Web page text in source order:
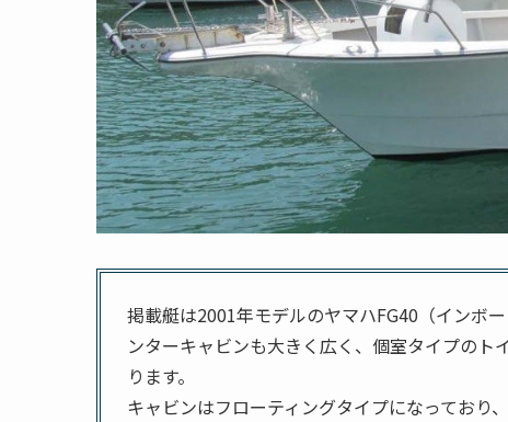
掲載艇は2001年モデルのヤマハFG40（インボ
ンターキャビンも大きく広く、個室タイプのト
ります。
キャビンはフローティングタイプになっており